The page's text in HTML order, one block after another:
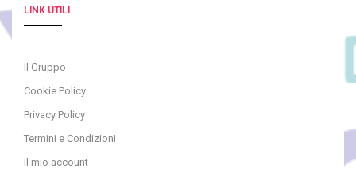
LINK UTILI
Il Gruppo
Cookie Policy
Privacy Policy
Termini e Condizioni
Il mio account